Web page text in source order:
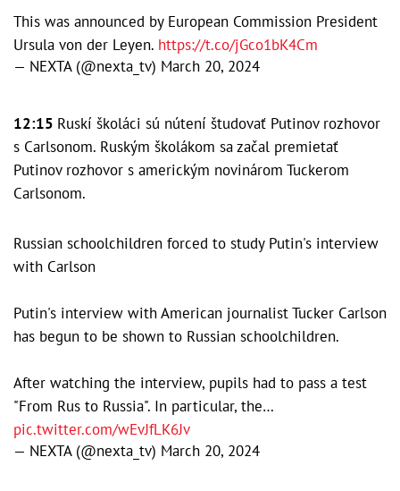
This was announced by European Commission President
Ursula von der Leyen. https://t.co/jGco1bK4Cm
— NEXTA (@nexta_tv) March 20, 2024
12:15 Ruskí školáci sú nútení študovať Putinov rozhovor
s Carlsonom. Ruským školákom sa začal premietať
Putinov rozhovor s americkým novinárom Tuckerom
Carlsonom.
Russian schoolchildren forced to study Putin's interview
with Carlson
Putin's interview with American journalist Tucker Carlson
has begun to be shown to Russian schoolchildren.
After watching the interview, pupils had to pass a test
"From Rus to Russia". In particular, the…
pic.twitter.com/wEvJfLK6Jv
— NEXTA (@nexta_tv) March 20, 2024